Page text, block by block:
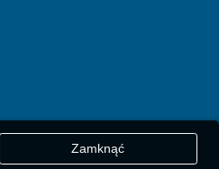
Zamknąć